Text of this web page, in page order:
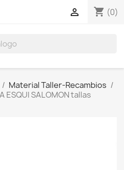
shopping_cart (0)

Material Taller-Recambios
ESQUI SALOMON tallas